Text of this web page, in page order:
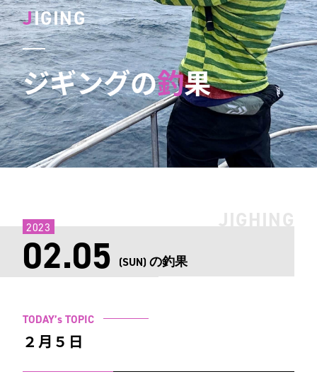
JIGING
ジギングの釣果
JIGHING
02.05 (SUN) の釣果
2023
TODAY’s TOPIC
２月５日